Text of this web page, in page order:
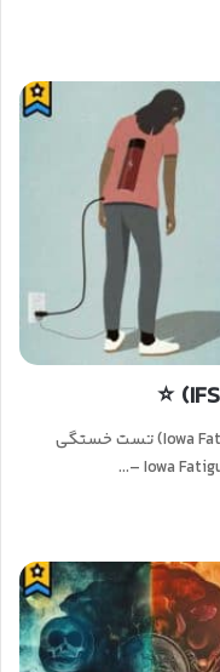
تست رایگان خستگی آیووا (Iowa Fatigue Scale – IFS) تست خستگی